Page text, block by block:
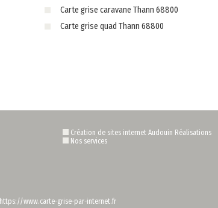
Carte grise caravane Thann 68800
Carte grise quad Thann 68800
Création de sites internet Audouin Réalisations
Nos services
https://www.carte-grise-par-internet.fr